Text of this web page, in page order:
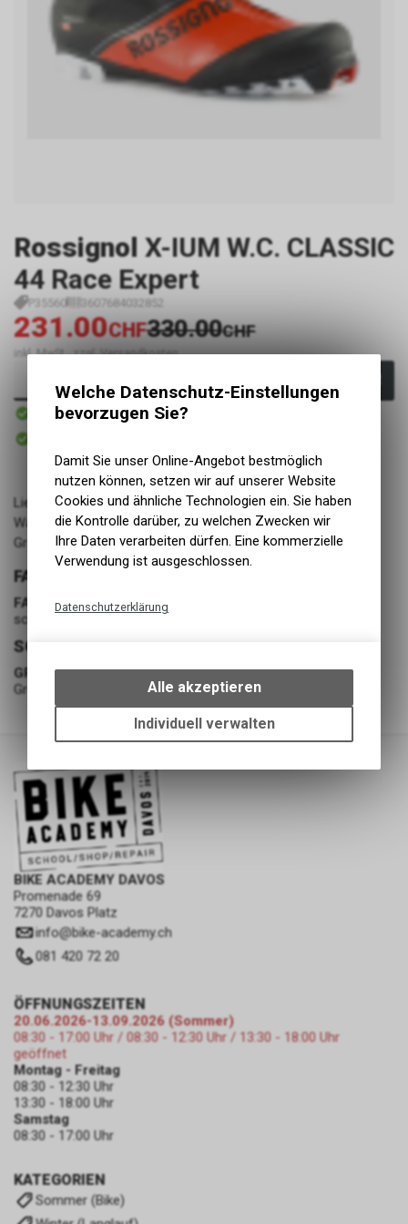
Rossignol X-IUM W.C. CLASSIC
44 Race Expert
P35560 3607684032852
231.00CHF330.00CHF
inkl. MwSt., zzgl. Versandkosten
Sofort verfügbar
Versand
Lieferant: Rossignol
Warengruppe: LL - Schuhe - Klassisch
Grösse/Länge: 45
FARBE
FARBE
schwarz/rot
SCHUHE
GRÖSSE
Grösse 44
BIKE ACADEMY DAVOS
Promenade 69
7270 Davos Platz
info@bike-academy.ch
081 420 72 20
KATEGORIEN
Sommer (Bike)
ÖFFNUNGSZEITEN
20.06.2026-13.09.2026 (Sommer)
08:30 - 17:00 Uhr / 08:30 - 12:30 Uhr / 13:30 - 18:00 Uhr
geöffnet
Montag - Freitag
08:30 - 12:30 Uhr
13:30 - 18:00 Uhr
Samstag
08:30 - 17:00 Uhr
Welche Datenschutz-Einstellungen
bevorzugen Sie?
Damit Sie unser Online-Angebot bestmöglich
nutzen können, setzen wir auf unserer Website
Cookies und ähnliche Technologien ein. Sie haben
die Kontrolle darüber, zu welchen Zwecken wir
Ihre Daten verarbeiten dürfen. Eine kommerzielle
Verwendung ist ausgeschlossen.
Datenschutzerklärung
bestimmte Interaktionen und
Einstellungen auf Ihrem Gerät,
um die grundlegenden
Funktionen unseres Online-
des Warenkorbs, zu
ermöglichen. Bitte beachten Sie,
dass die gespeicherten Daten
keinerlei Rückschlüsse auf Ihre
persönlichen Informationen
zulassen.
Alle akzeptieren
Individuell verwalten